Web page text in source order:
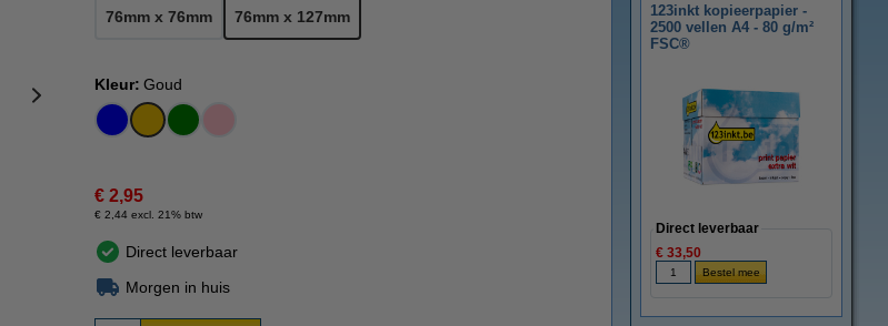
76mm x 76mm 76mm x 127mm
Kleur: Goud
€ 2,95
€ 2,44 excl. 21% btw
Direct leverbaar
Morgen in huis
123inkt kopieerpapier -
2500 vellen A4 - 80 g/m²
FSC®
Direct leverbaar
€ 33,50